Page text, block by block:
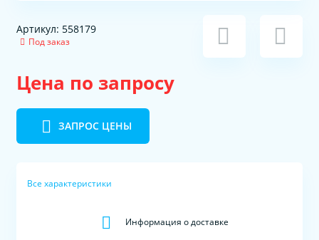
Артикул: 558179
Под заказ
Цена по запросу
ЗАПРОС ЦЕНЫ
Все характеристики
Информация о доставке